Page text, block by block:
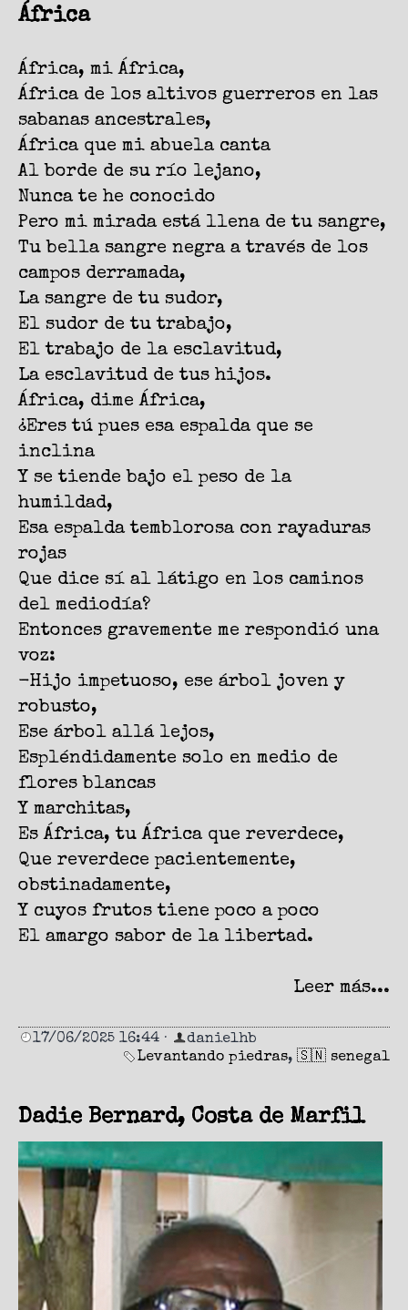
África
África, mi África,
África de los altivos guerreros en las
sabanas ancestrales,
África que mi abuela canta
Al borde de su río lejano,
Nunca te he conocido
Pero mi mirada está llena de tu sangre,
Tu bella sangre negra a través de los
campos derramada,
La sangre de tu sudor,
El sudor de tu trabajo,
El trabajo de la esclavitud,
La esclavitud de tus hijos.
África, dime África,
¿Eres tú pues esa espalda que se
inclina
Y se tiende bajo el peso de la
humildad,
Esa espalda temblorosa con rayaduras
rojas
Que dice sí al látigo en los caminos
del mediodía?
Entonces gravemente me respondió una
voz:
-Hijo impetuoso, ese árbol joven y
robusto,
Ese árbol allá lejos,
Espléndidamente solo en medio de
flores blancas
Y marchitas,
Es África, tu África que reverdece,
Que reverdece pacientemente,
obstinadamente,
Y cuyos frutos tiene poco a poco
El amargo sabor de la libertad.
Leer más...
17/06/2025 16:44 ·
danielhb
Levantando piedras, 🇸🇳 senegal
Dadie Bernard, Costa de Marfil